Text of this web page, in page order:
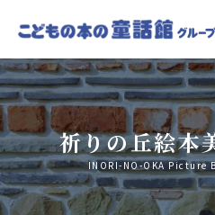
祈りの丘絵本
INORI-NO-OKA Picture